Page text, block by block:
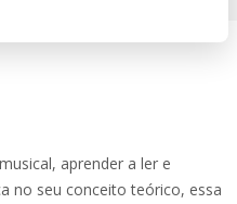
aprender a ler e
no seu conceito teórico, essa